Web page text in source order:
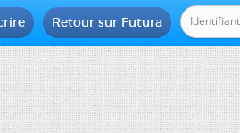
Retour sur Futura